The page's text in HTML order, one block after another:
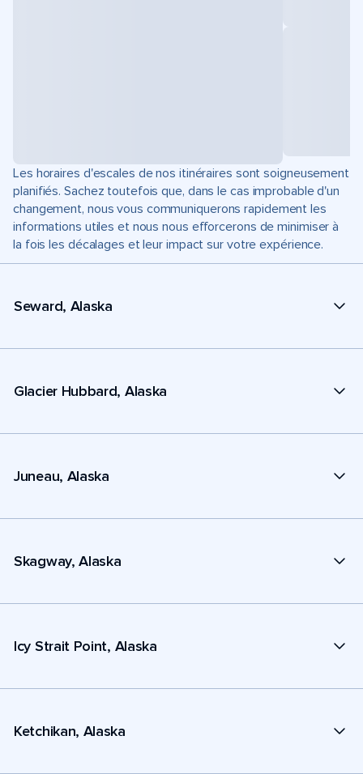
Les horaires d'escales de nos itinéraires sont soigneusement
planifiés. Sachez toutefois que, dans le cas improbable d'un
changement, nous vous communiquerons rapidement les
informations utiles et nous nous efforcerons de minimiser à
la fois les décalages et leur impact sur votre expérience.
Seward, Alaska
Glacier Hubbard, Alaska
Juneau, Alaska
Skagway, Alaska
Icy Strait Point, Alaska
Ketchikan, Alaska